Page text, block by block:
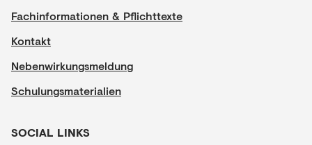
Fachinformationen & Pflichttexte
Kontakt
Nebenwirkungsmeldung
Schulungsmaterialien
SOCIAL LINKS